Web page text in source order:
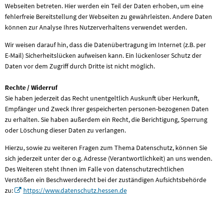
Webseiten betreten. Hier werden ein Teil der Daten erhoben, um eine
fehlerfreie Bereitstellung der Webseiten zu gewährleisten. Andere Daten
können zur Analyse Ihres Nutzerverhaltens verwendet werden.
Wir weisen darauf hin, dass die Datenübertragung im Internet (z.B. per
E-Mail) Sicherheitslücken aufweisen kann. Ein lückenloser Schutz der
Daten vor dem Zugriff durch Dritte ist nicht möglich.
Rechte / Widerruf
Sie haben jederzeit das Recht unentgeltlich Auskunft über Herkunft,
Empfänger und Zweck Ihrer gespeicherten personen-bezogenen Daten
zu erhalten. Sie haben außerdem ein Recht, die Berichtigung, Sperrung
oder Löschung dieser Daten zu verlangen.
Hierzu, sowie zu weiteren Fragen zum Thema Datenschutz, können Sie
sich jederzeit unter der o.g. Adresse (Verantwortlichkeit) an uns wenden.
Des Weiteren steht Ihnen im Falle von datenschutzrechtlichen
Verstößen ein Beschwerderecht bei der zuständigen Aufsichtsbehörde
zu:
https://www.datenschutz.hessen.de